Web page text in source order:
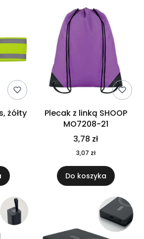
żółty
Plecak z linką SHOOP
MO7208-21
3,78 zł
3,07 zł
Do koszyka